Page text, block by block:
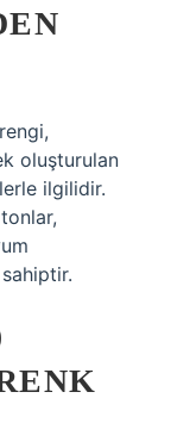
oluşturulan
ilgilidir.